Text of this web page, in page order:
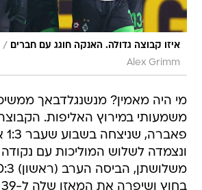
איזו קבוצה גדולה. האנקה חוגג עם חברים /
Alex Grimm
מי היה מאמין? מנשנגלדבאך
משמעותי במירוץ האליפות.
ונצמדה לשלוש המוליכות עם